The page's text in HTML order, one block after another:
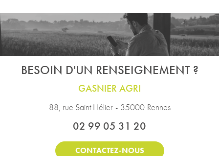
BESOIN D'UN RENSEIGNEMENT ?
GASNIER AGRI
88, rue Saint Hélier - 35000 Rennes
02 99 05 31 20
CONTACTEZ-NOUS